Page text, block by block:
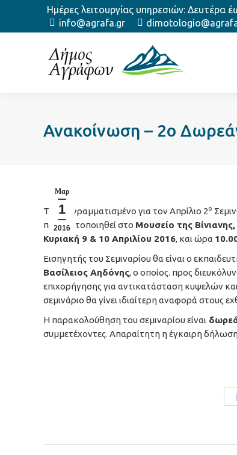
Ημέρες λειτουργίας υπηρεσιών: Δευτέρα
info@agrafa.gr
Ανακοίνωση – 2ο
Μαρ
1
2016
Το προγραμματισμένο για τον Απρίλιο 2o
πραγματοποιηθεί στο Μουσείο της Βίνιανης,
Κυριακή 9 & 10 Απριλίου 2016, και ώρα
Εισηγητής του Σεμιναρίου θα είναι ο
Βασίλειος Αηδόνης, ο οποίος. προς
επιχορήγησης για αντικατάσταση κυψελών
σεμινάριο θα γίνει ιδιαίτερη αναφορά στους
Η παρακολούθηση του σεμιναρίου είναι
συμμετέχοντες. Απαραίτητη η έγκαιρη